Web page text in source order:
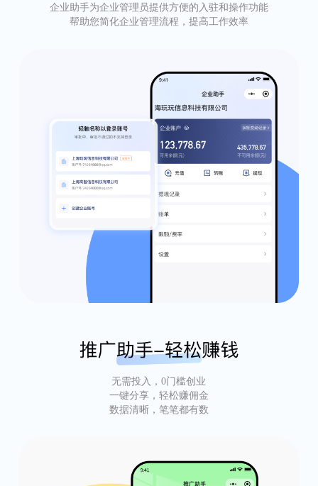
企业助手为企业管理员提供方便的入驻和操作功能
帮助您简化企业管理流程，提高工作效率
无需投入，0门槛创业
一键分享，轻松赚佣金
数据清晰，笔笔都有数